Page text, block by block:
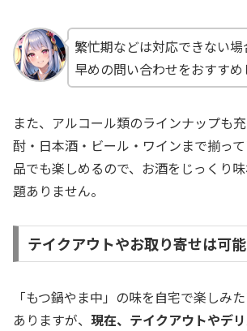
繁忙期などは対応できない場
早めの問い合わせをおすすめ
また、アルコール類のラインナップも
酎・日本酒・ビール・ワインまで揃っ
品でも楽しめるので、お酒をじっくり
題ありません。
テイクアウトやお取り寄せは可能
「もつ鍋やま中」の味を自宅で楽しみ
ありますが、 現在、テイクアウトやデ